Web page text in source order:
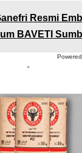
Resmi
BAVETI
*